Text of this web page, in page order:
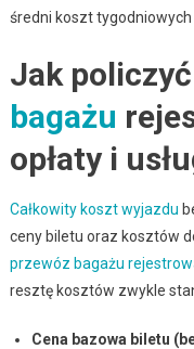
średni koszt tygodniowych
Jak policzyć
bagażu
opłaty i
Całkowity koszt wyjazdu
ceny biletu oraz kosztów
przewóz bagażu
resztę kosztów zwykle
Cena bazowa biletu